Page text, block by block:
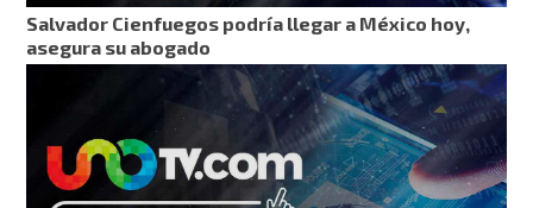
Salvador Cienfuegos podría llegar a México hoy,
asegura su abogado